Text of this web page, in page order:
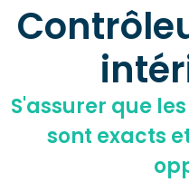
S'assurer que
sont exacts